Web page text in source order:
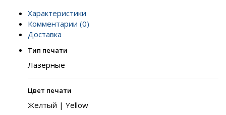
Характеристики
Комментарии (0)
Доставка
Тип печати
Лазерные
Цвет печати
Желтый | Yellow